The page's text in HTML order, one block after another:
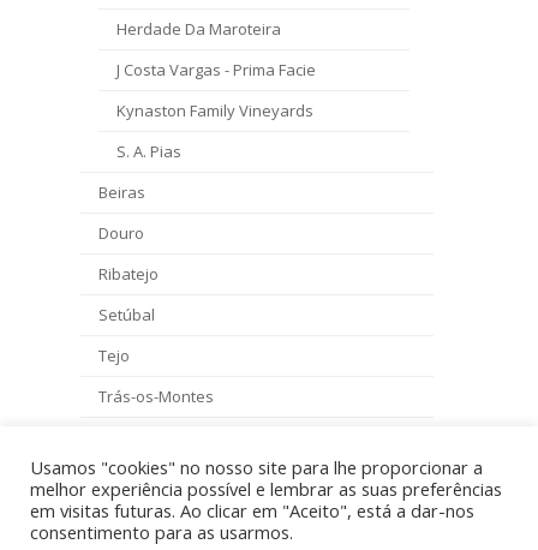
Herdade Da Maroteira
J Costa Vargas - Prima Facie
Kynaston Family Vineyards
S. A. Pias
Beiras
Douro
Ribatejo
Setúbal
Tejo
Trás-os-Montes
Preços com IVA - golddrinks.pt 2026 - By
Usamos "cookies" no nosso site para lhe proporcionar a
melhor experiência possível e lembrar as suas preferências
em visitas futuras. Ao clicar em "Aceito", está a dar-nos
consentimento para as usarmos.